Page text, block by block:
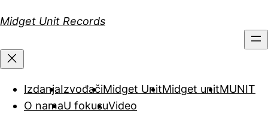
на
Midget Unit Records
IzdanjaIzvođačiMidget UnitMidget unitMUNIT
O namaU fokusuVideo